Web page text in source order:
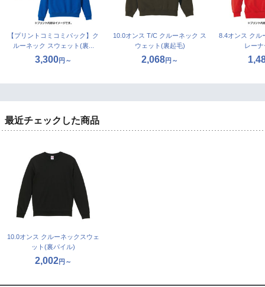
【プリントコミコミパック】ク
ルーネック スウェット(裏...
3,300円～
10.0オンス T/C クルーネック ス
ウェット(裏起毛)
2,068円～
8.4オンス クル
レー
最近チェックした商品
10.0オンス クルーネックスウェ
ット(裏パイル)
2,002円～